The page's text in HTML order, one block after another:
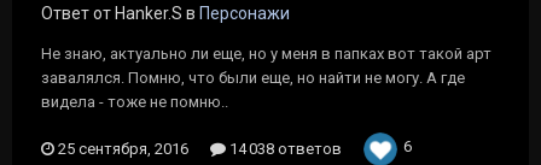
Ответ от Hanker.S в Персонажи
Не знаю, актуально ли еще, но у меня в папках вот такой арт
завалялся. Помню, что были еще, но найти не могу. А где
видела - тоже не помню..
25 сентября, 2016 14 038 ответов 6